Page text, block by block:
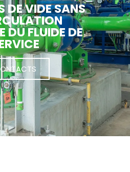
DE VIDE SANS
DU FLUIDE DE